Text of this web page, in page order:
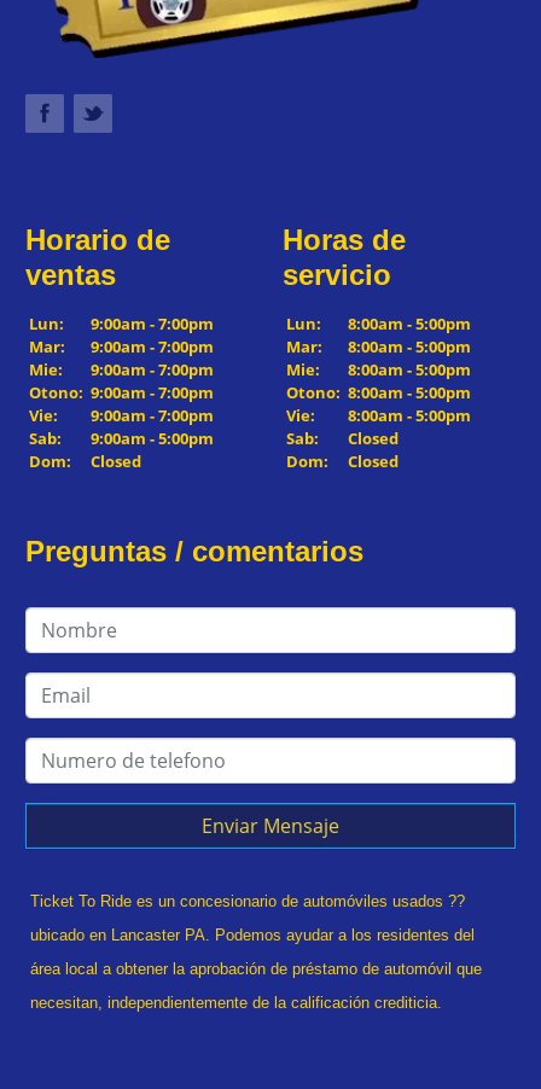
Horario de
ventas
Lun:
9:00am - 7:00pm
Mar:
9:00am - 7:00pm
Mie:
9:00am - 7:00pm
Otono: 9:00am - 7:00pm
Vie:
9:00am - 7:00pm
Sab:
9:00am - 5:00pm
Dom:
Closed
Horas de
servicio
Lun:
8:00am - 5:00pm
Mar:
8:00am - 5:00pm
Mie:
8:00am - 5:00pm
Otono: 8:00am - 5:00pm
Vie:
8:00am - 5:00pm
Sab:
Closed
Dom:
Closed
Preguntas / comentarios
Enviar Mensaje
Ticket To Ride es un concesionario de automóviles usados ??
ubicado en Lancaster PA. Podemos ayudar a los residentes del
área local a obtener la aprobación de préstamo de automóvil que
necesitan, independientemente de la calificación crediticia.